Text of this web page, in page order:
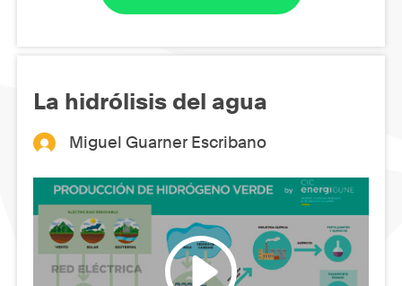
La hidrólisis del agua
Miguel Guarner Escribano